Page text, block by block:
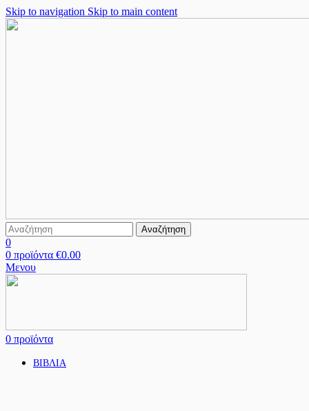
Skip to navigation Skip to main content
Αναζήτηση
0
0 προϊόντα €0.00
Μενου
0 προϊόντα
ΒΙΒΛΙΑ